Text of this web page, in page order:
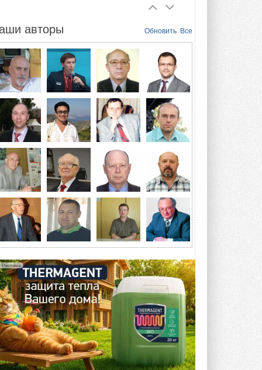
с одним общим испарителем
конструкцию двухисточникового ...
ВЧЕРА
21-й ежегодный форум
«ЦОД-2026»
Мероприятие пройдет 2-3 сентября в
отеле Radisson Slavyanskaya. Форум
посетит более двух тысяч участников ...
5 АВГУСТА 2026
Китайская Shenling представила
линейку тепловых насосов
«воздух-вода» на R290
Серия ThermaX R290 All-In-One
включает три модели ...
4 АВГУСТА 2026
Тепловые насосы в связке с
солнечной генерацией и
накопителем снижают
потребление на 60%
Исследователи из Италии установили ...
4 АВГУСТА 2026
«РУСКЛИМАТ Fest 2026» в Уфе
собрал свыше 700 профи
климатической отрасли
Организатором выступил торгово-
производственный холдинг ...
3 АВГУСТА 2026
«Датарк» испытал модульный
Обновить Все
авторы
Реклама